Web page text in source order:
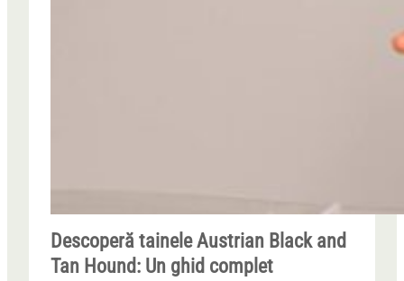
Descoperă tainele Austrian Black and
Tan Hound: Un ghid complet